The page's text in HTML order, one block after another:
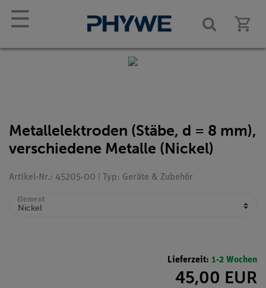
☰
Metallelektroden (Stäbe, d = 8 mm),
verschiedene Metalle (Nickel)
Artikel-Nr.: 45205-00 | Typ: Geräte & Zubehör
Element
Lieferzeit: 1-2 Wochen
45,00 EUR